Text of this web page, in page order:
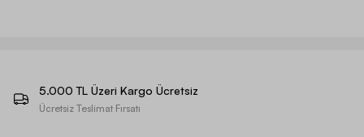
5.000 TL Üzeri Kargo Ücretsiz
Ücretsiz Teslimat Fırsatı